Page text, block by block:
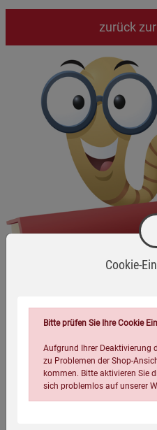
zurück
Cookie-
Bitte prüfen Sie Ihre Cookie
Aufgrund Ihrer Deaktivierung
zu Problemen der Shop-
kommen. Bitte aktivieren Sie
sich problemlos auf unserer